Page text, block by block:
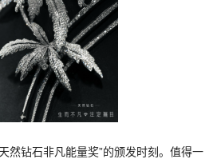
然钻石非凡能量奖”的颁发时刻。值得一